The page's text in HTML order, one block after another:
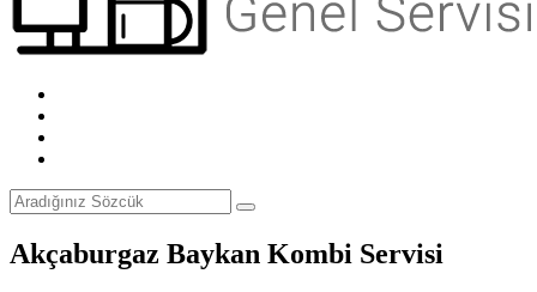
Akçaburgaz Baykan Kombi Servisi